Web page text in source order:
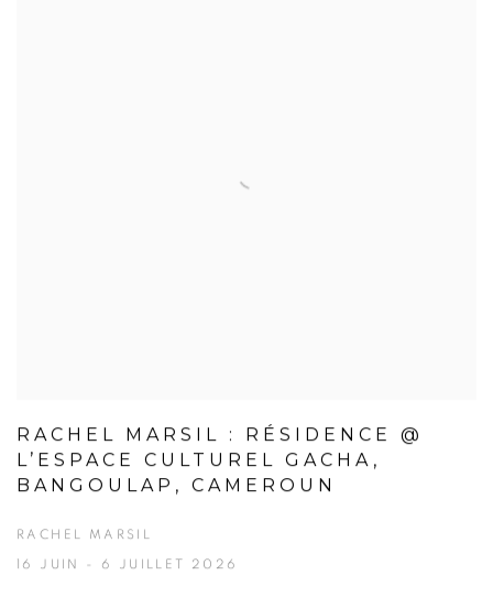
RACHEL MARSIL : RÉSIDENCE @
L’ESPACE CULTUREL GACHA,
BANGOULAP, CAMEROUN
RACHEL MARSIL
16 JUIN - 6 JUILLET 2026